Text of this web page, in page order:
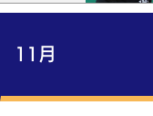
くらしの情報
11月